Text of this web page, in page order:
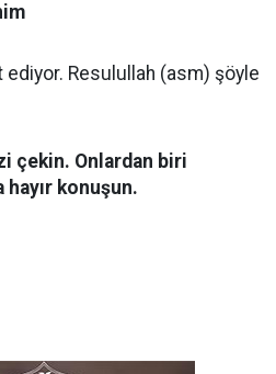
ediyor. Resulullah (asm) şöyle
çekin. Onlardan biri
hayır konuşun.